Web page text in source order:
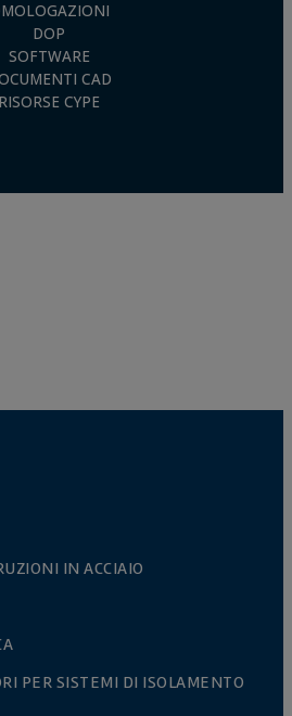
DOP
SOFTWARE
CAD
RISORSE CYPE
IN ACCIAIO
PER SISTEMI DI ISOLAMENTO